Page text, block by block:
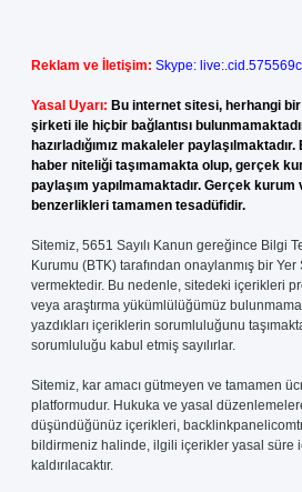
Reklam ve İletişim: Skype:
Yasal Uyarı: Bu internet sitesi, herhangi
şirketi ile hiçbir bağlantısı
hazırladığımız makaleler
haber niteliği taşımamakta olup, gerçek
paylaşım yapılmamaktadır. Gerçek
benzerlikleri tamamen tesadüfidir.
Sitemiz, 5651 Sayılı Kanun gereğince Bilgi
Kurumu (BTK) tarafından onaylanmış bir Yer
vermektedir. Bu nedenle, sitedeki içerikleri
veya araştırma yükümlülüğümüz
yazdıkları içeriklerin sorumluluğunu
sorumluluğu kabul etmiş sayılırlar.
Sitemiz, kar amacı gütmeyen ve tamamen
platformudur. Hukuka ve yasal
düşündüğünüz içerikleri,
bildirmeniz halinde, ilgili içerikler yasal süre
kaldırılacaktır.